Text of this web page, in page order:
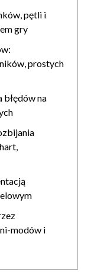
pętli i
gry
prostych
błędów na
modów i